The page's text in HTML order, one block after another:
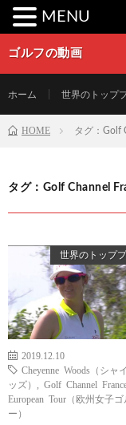
ゴルフの動画
ホーム 世界のトップ
HOME タグ：Golf
タグ：Golf Channel
世界のトップ
2019.12.10
Cheyenne Woods（シャ
ッズ）
Golf Channel
European Tour（欧州女子
ー）
MENU